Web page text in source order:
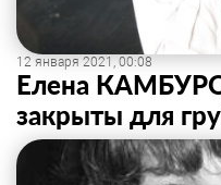
12 января 2021, 00:08
Елена
закрыты для